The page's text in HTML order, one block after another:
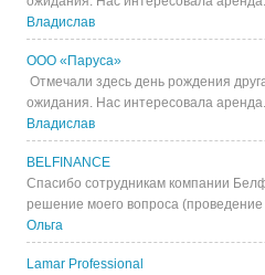
Владислав
ООО «Паруса»
Отмечали здесь день рождения
ожидания. Нас интересовала
Владислав
BELFINANCE
Спасибо сотрудникам компании
решение моего вопроса
Ольга
Lamar Professional